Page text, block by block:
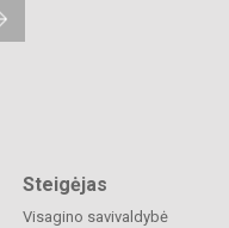
Steigėjas
Visagino savivaldybė